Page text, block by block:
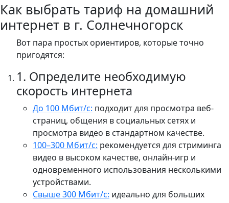
Как выбрать тариф на домашний
интернет в г. Солнечногорск
Вот пара простых ориентиров, которые точно
пригодятся:
1. Определите необходимую
скорость интернета
До 100 Мбит/с: подходит для просмотра веб-
страниц, общения в социальных сетях и
просмотра видео в стандартном качестве.
100–300 Мбит/с: рекомендуется для стриминга
видео в высоком качестве, онлайн-игр и
одновременного использования несколькими
устройствами.​
Свыше 300 Мбит/с: идеально для больших